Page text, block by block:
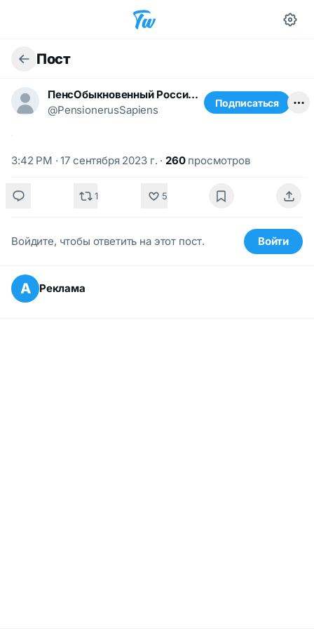
Пост
ПенсОбыкновенный Российский
@PensionerusSapiens
Подписаться
3:42 PM · 17 сентября 2023 г. · 260просмотров
1 5
Войдите, чтобы ответить на этот пост. Войти
А Реклама